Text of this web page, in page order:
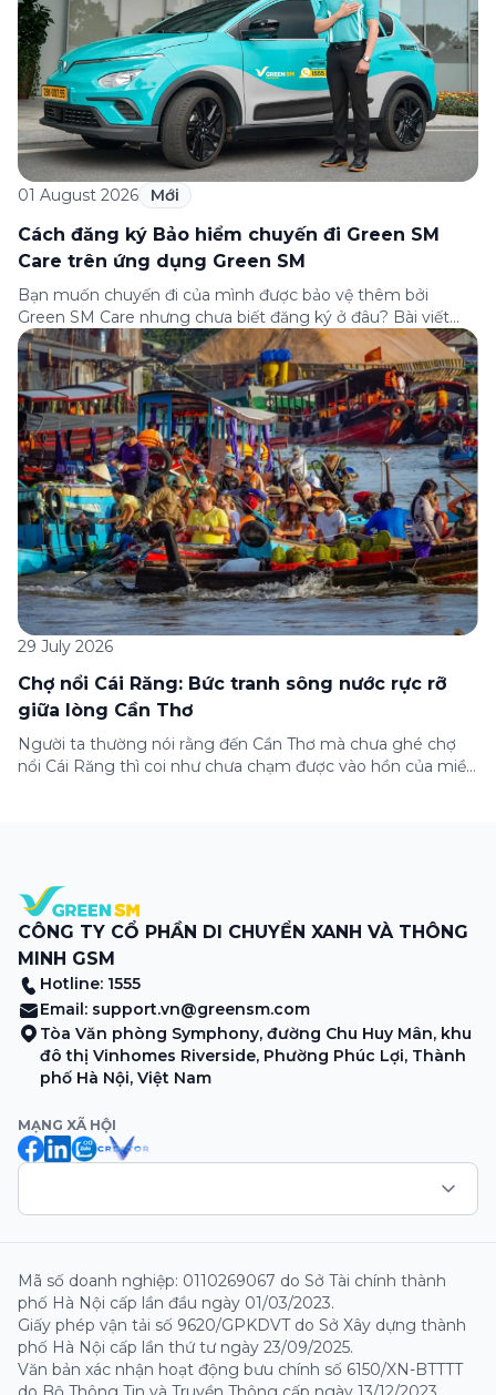
01 August 2026 Mới
Cách đăng ký Bảo hiểm chuyến đi Green SM
Care trên ứng dụng Green SM
Bạn muốn chuyến đi của mình được bảo vệ thêm bởi
Green SM Care nhưng chưa biết đăng ký ở đâu? Bài viết
dưới đây sẽ hướng dẫn chi tiết cách tham gia (và hủy tham
gia) gói bảo hiểm này ngay trên ứng dụng Green SM, cùng
những lưu ý quan trọng trước khi […]
29 July 2026
Chợ nổi Cái Răng: Bức tranh sông nước rực rỡ
giữa lòng Cần Thơ
Người ta thường nói rằng đến Cần Thơ mà chưa ghé chợ
nổi Cái Răng thì coi như chưa chạm được vào hồn của miền
CÔNG TY CỔ PHẦN DI CHUYỂN XANH VÀ THÔNG
MINH GSM
Hotline: 1555
Email: support.vn@greensm.com
Tòa Văn phòng Symphony, đường Chu Huy Mân, khu
đô thị Vinhomes Riverside, Phường Phúc Lợi, Thành
phố Hà Nội, Việt Nam
MẠNG XÃ HỘI
Mã số doanh nghiệp: 0110269067 do Sở Tài chính thành
phố Hà Nội cấp lần đầu ngày 01/03/2023.
Giấy phép vận tải số 9620/GPKDVT do Sở Xây dựng thành
phố Hà Nội cấp lần thứ tư ngày 23/09/2025.
Văn bản xác nhận hoạt động bưu chính số 6150/XN-BTTTT